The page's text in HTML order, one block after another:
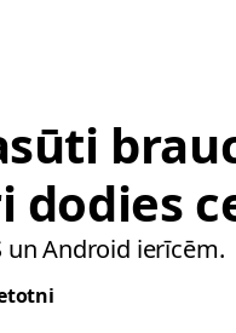
dodies
un Android ierīcēm.